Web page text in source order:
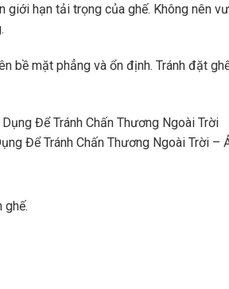
giới hạn tải trọng của ghế. Không nên
bề mặt phẳng và ổn định. Tránh đặt
Để Tránh Chấn Thương Ngoài Trời –
ghế.